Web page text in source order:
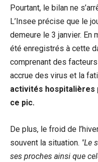
Pourtant, le bilan ne
L’Insee précise que le
demeure le 3 janvier. En
été enregistrés à cette
comprenant des
accrue des virus et la
activités hospitalières
ce pic.
De plus, le froid de
souvent la situation. Le
ses proches ainsi que